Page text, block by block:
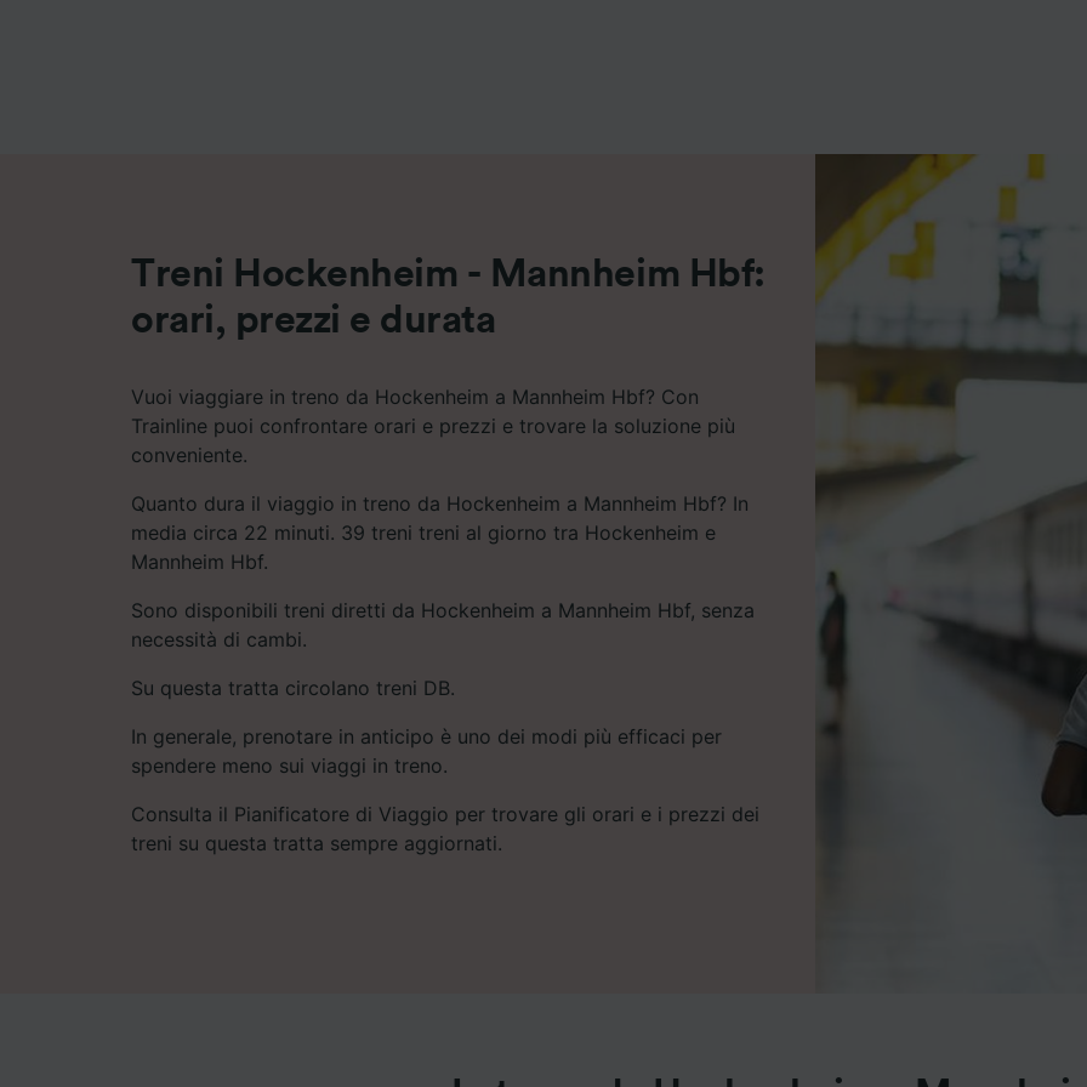
Treni Hockenheim - Mannheim Hbf:
orari, prezzi e durata
Vuoi viaggiare in treno da Hockenheim a Mannheim Hbf? Con
Trainline puoi confrontare orari e prezzi e trovare la soluzione più
conveniente.
Quanto dura il viaggio in treno da Hockenheim a Mannheim Hbf? In
media circa 22 minuti. 39 treni treni al giorno tra Hockenheim e
Mannheim Hbf.
Sono disponibili treni diretti da Hockenheim a Mannheim Hbf, senza
necessità di cambi.
Su questa tratta circolano treni DB.
In generale, prenotare in anticipo è uno dei modi più efficaci per
spendere meno sui viaggi in treno.
Consulta il Pianificatore di Viaggio per trovare gli orari e i prezzi dei
treni su questa tratta sempre aggiornati.